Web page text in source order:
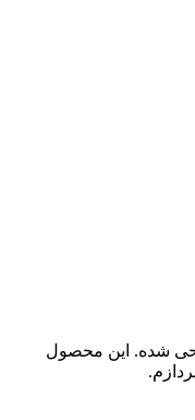
شده. این محصول